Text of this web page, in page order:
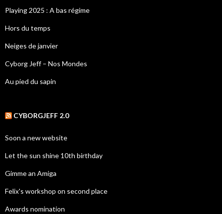
Playing 2025 : A bas régime
Hors du temps
Neiges de janvier
Cyborg Jeff – Nos Mondes
Au pied du sapin
CYBORGJEFF 2.0
Soon a new website
Let the sun shine 10th birthday
Gimme an Amiga
Felix's workshop on second place
Awards nomination